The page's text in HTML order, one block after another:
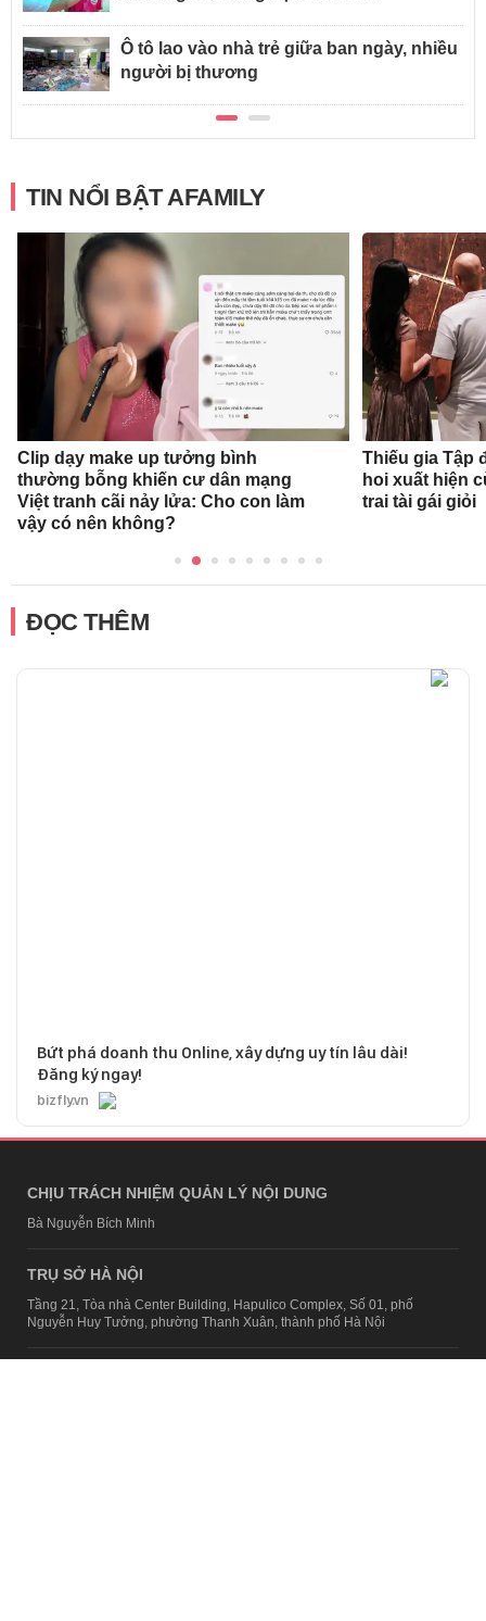
Ô tô lao vào nhà trẻ giữa ban ngày, nhiều
người bị thương
TIN NỔI BẬT AFAMILY
Clip dạy make up tưởng bình
thường bỗng khiến cư dân mạng
Việt tranh cãi nảy lửa: Cho con làm
vậy có nên không?
Thiếu gia Tập
hoi xuất hiện
trai tài gái giỏi
ĐỌC THÊM
Bứt phá doanh thu Online, xây dựng uy tín lâu dài!
Đăng ký ngay!
bizfly.vn
CHỊU TRÁCH NHIỆM QUẢN LÝ NỘI DUNG
Bà Nguyễn Bích Minh
TRỤ SỞ HÀ NỘI
Tầng 21, Tòa nhà Center Building, Hapulico Complex, Số 01, phố
Nguyễn Huy Tưởng, phường Thanh Xuân, thành phố Hà Nội